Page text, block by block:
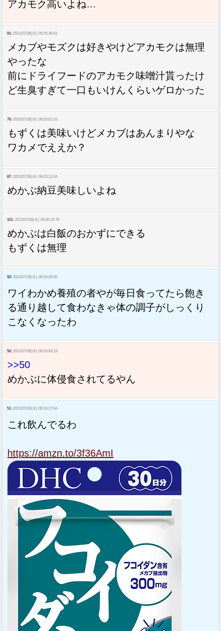
アカモク高いよね…
91: 2021/07/28(水) 09:25:39.91
メカブやモズクは好きやけどアカモクは無理
やったな
前にドライフードのアカモク味噌汁貰ったけ
ど生臭すぎて一口もいけんくらいゲロかった
76: 2021/07/28(水) 09:20:02.53
もずくは美味いけどメカブはあんまりやな
ワカメでええか？
87: 2021/07/28(水) 09:23:12.04
めかぶ納豆美味しいよね
101: 2021/07/28(水) 09:30:19.79
めかぶは白飯のおかずにできる
もずくは無理
50: 2021/07/28(水) 09:16:25.50
ワイわかめ養殖の者やが毎日食ってたら飽き
る通り越して食わなきゃ体の調子がしっくり
こなくなったわ
56: 2021/07/28(水) 09:16:43.19
>>50
めかぶに体侵食されてるやん
51: 2021/07/28(水) 09:16:27.64
これ飲んでるわ
https://amzn.to/3f36AmI